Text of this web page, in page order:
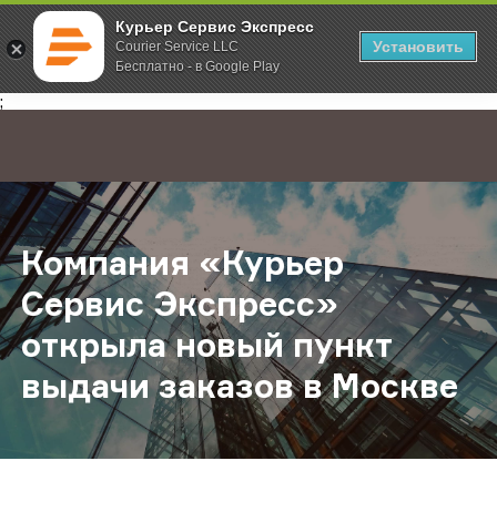
Курьер Сервис Экспресс
Courier Service LLC
Бесплатно - в Google Play
Установить
;
Главная О компании Новости Компания «Курьер Сервис
Компания «Курьер
Сервис Экспресс»
открыла новый пункт
выдачи заказов в Москве